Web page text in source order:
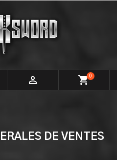
 shopping_cart0
DE VENTES